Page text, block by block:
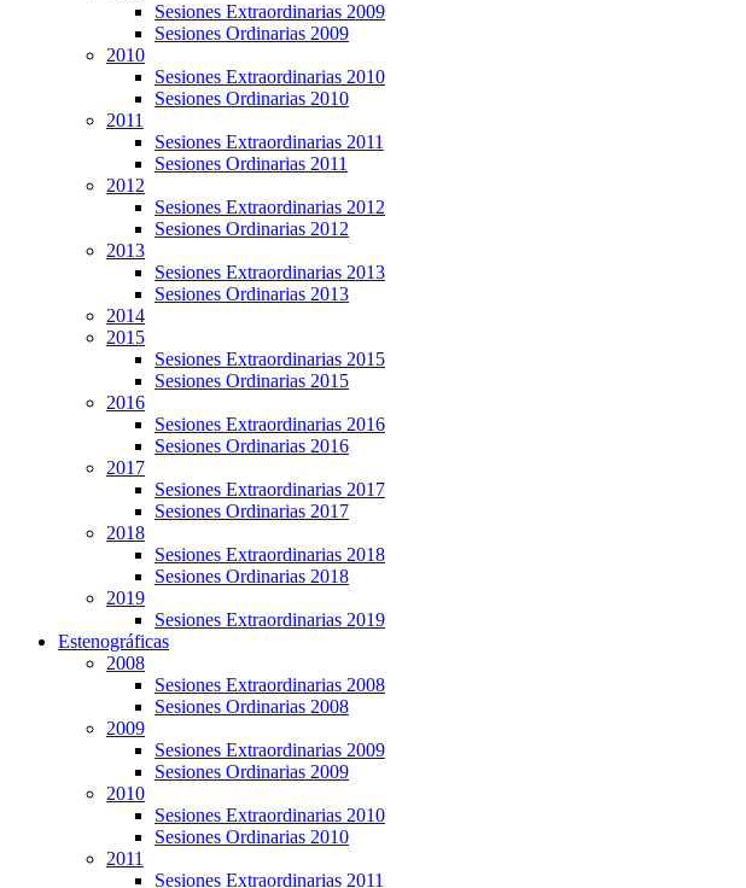
Sesiones Extraordinarias 2009
Sesiones Ordinarias 2009
2010
Sesiones Extraordinarias 2010
Sesiones Ordinarias 2010
2011
Sesiones Extraordinarias 2011
Sesiones Ordinarias 2011
2012
Sesiones Extraordinarias 2012
Sesiones Ordinarias 2012
2013
Sesiones Extraordinarias 2013
Sesiones Ordinarias 2013
2014
2015
Sesiones Extraordinarias 2015
Sesiones Ordinarias 2015
2016
Sesiones Extraordinarias 2016
Sesiones Ordinarias 2016
2017
Sesiones Extraordinarias 2017
Sesiones Ordinarias 2017
2018
Sesiones Extraordinarias 2018
Sesiones Ordinarias 2018
2019
Sesiones Extraordinarias 2019
Estenográficas
2008
Sesiones Extraordinarias 2008
Sesiones Ordinarias 2008
2009
Sesiones Extraordinarias 2009
Sesiones Ordinarias 2009
2010
Sesiones Extraordinarias 2010
Sesiones Ordinarias 2010
2011
Sesiones Extraordinarias 2011